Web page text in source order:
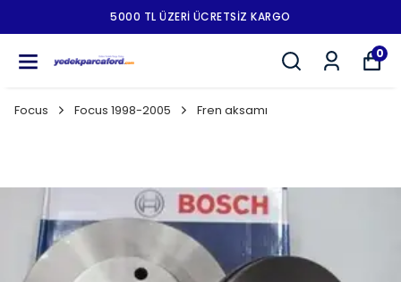
5000 TL ÜZERI ÜCRETSIZ KARGO
0
Focus Focus 1998-2005 Fren aksamı